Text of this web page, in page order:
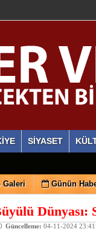
SİYASET
Galeri Günün
Dünyası:
Güncelleme: 04-11-2024